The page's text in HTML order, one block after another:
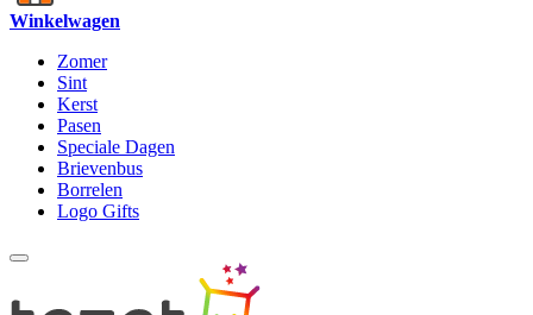
Winkelwagen
Zomer
Sint
Kerst
Pasen
Speciale Dagen
Brievenbus
Borrelen
Logo Gifts